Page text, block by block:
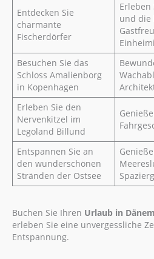
Entdecken Sie
charmante
Fischerdörfer
und die
Besuchen Sie das
Schloss Amalienborg
in Kopenhagen
Erleben Sie den
Nervenkitzel im
Legoland Billund
Entspannen Sie an
den wunderschönen
Stränden der Ostsee
Buchen Sie Ihren Urlaub in
erleben Sie eine unvergessliche
Entspannung.